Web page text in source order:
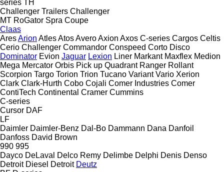
series TH
Challenger Trailers Challenger
MT RoGator Spra Coupe
Claas
AresArion AtlesAtosAveroAxion Axos C-series Cargos Celtis
Cerio Challenger Commandor Conspeed Corto Disco
Dominator Evion Jaguar Lexion Liner Markant Maxflex Medion
Mega Mercator Orbis Pick up Quadrant Ranger Rollant
Scorpion Targo Torion Trion Tucano Variant Vario Xerion
Clark Clark-Hurth Cobo Cojali Comer Industries Comer
ContiTech Continental Cramer Cummins
C-series
Cursor DAF
LF
Daimler Daimler-Benz Dal-Bo Dammann Dana Danfoil
Danfoss David Brown
990 995
Dayco DeLaval Delco Remy Delimbe Delphi Denis Denso
Detroit Diesel Detroit Deutz